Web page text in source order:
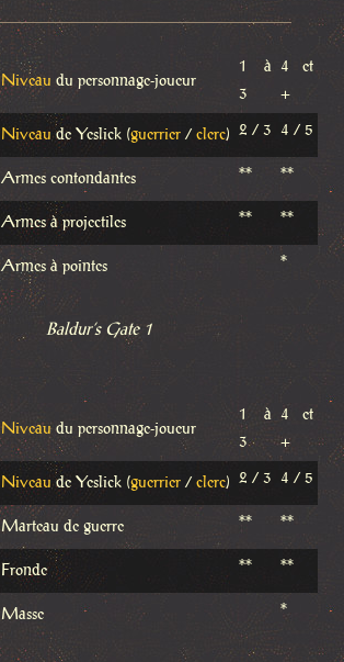
Baldur’s Gate 1
Niveau du personnage-joueur
1 à
3
4 et
+
Niveaude Yeslick (guerrier / clerc) 2 / 3 4 / 5
Armes contondantes ** **
Armes à projectiles ** **
Armes à pointes *
Niveau du personnage-joueur
1 à
3
4 et
+
Niveaude Yeslick (guerrier / clerc) 2 / 3 4 / 5
Marteau de guerre ** **
Fronde ** **
Masse *